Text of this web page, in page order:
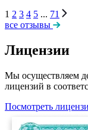
1 2 3 4 5 ... 71
все отзывы
Лицензии
Мы осуществляем
лицензий в
Посмотреть